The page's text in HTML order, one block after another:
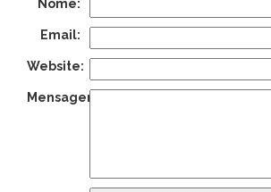
Nome:
Email:
Website:
Mensagem: